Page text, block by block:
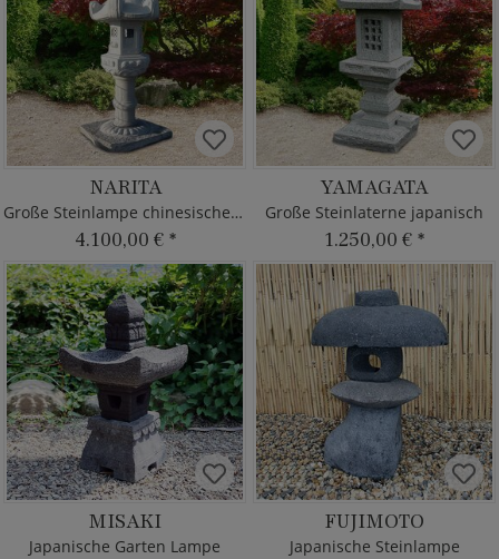
NARITA
Große Steinlampe chinesischer Garten
4.100,00 € *
YAMAGATA
Große Steinlaterne japanisch
1.250,00 € *
MISAKI
Japanische Garten Lampe
FUJIMOTO
Japanische Steinlampe